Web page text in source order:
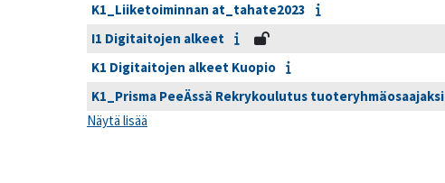
K1_Liiketoiminnan at_tahate2023
I1 Digitaitojen alkeet
K1 Digitaitojen alkeet Kuopio
K1_Prisma PeeÄssä Rekrykoulutus tuoteryhmäosaajaksi
Näytä lisää